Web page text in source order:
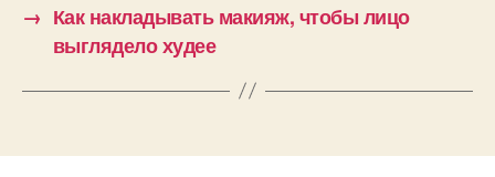
→ Как накладывать макияж, чтобы лицо
выглядело худее